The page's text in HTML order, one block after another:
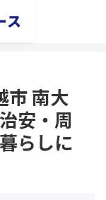
ス
市 南大
安・周
らしに